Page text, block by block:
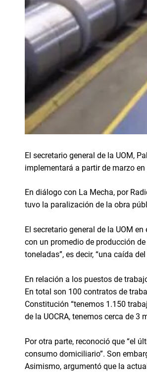
El secretario general de la UOM,
implementará a partir de marzo
En diálogo con La Mecha, por
tuvo la paralización de la obra
El secretario general de la UOM
con un promedio de producción
toneladas”, es decir, “una caída
En relación a los puestos de
En total son 100 contratos de
Constitución “tenemos 1.150
de la UOCRA, tenemos cerca de 3
Por otra parte, reconoció que “el
consumo domiciliario”. Son
Asimismo, argumentó que la